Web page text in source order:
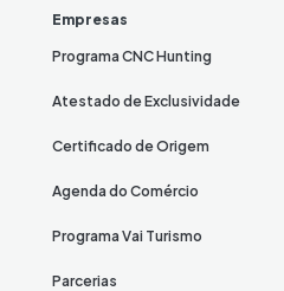
Empresas
Programa CNC Hunting
Atestado de Exclusividade
Certificado de Origem
Agenda do Comércio
Programa Vai Turismo
Parcerias